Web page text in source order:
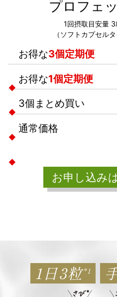
プロフェ
1回摂取目安量
（ソフトカプセル
お得な3個定期便
お得な1個定期便
3個まとめ買い
通常価格
お申し込み
1日3粒*1